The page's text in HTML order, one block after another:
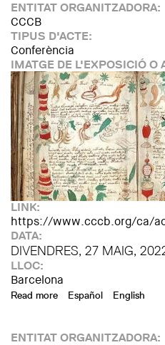
ENTITAT ORGANITZADORA:
CCCB
TIPUS D'ACTE:
Conferència
IMATGE DE L'EXPOSICIÓ O
LINK:
https://www.cccb.org/ca/
DATA:
DIVENDRES, 27 MAIG,
LLOC:
Barcelona
Read more about KOSMOPOLIS
Español English
ENTITAT ORGANITZADORA: